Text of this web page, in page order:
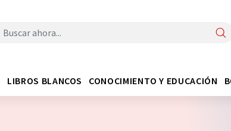
LIBROS BLANCOS CONOCIMIENTO Y EDUCACIÓN